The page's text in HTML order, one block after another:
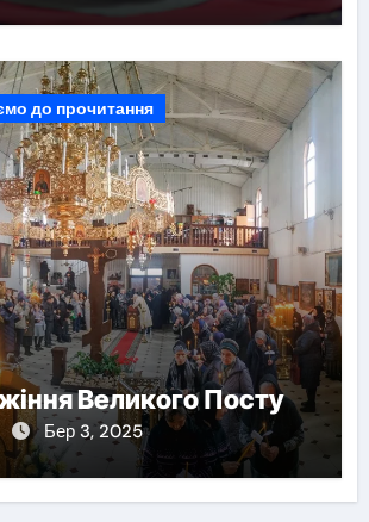
до прочитання
Великого Посту
Бер 3, 2025